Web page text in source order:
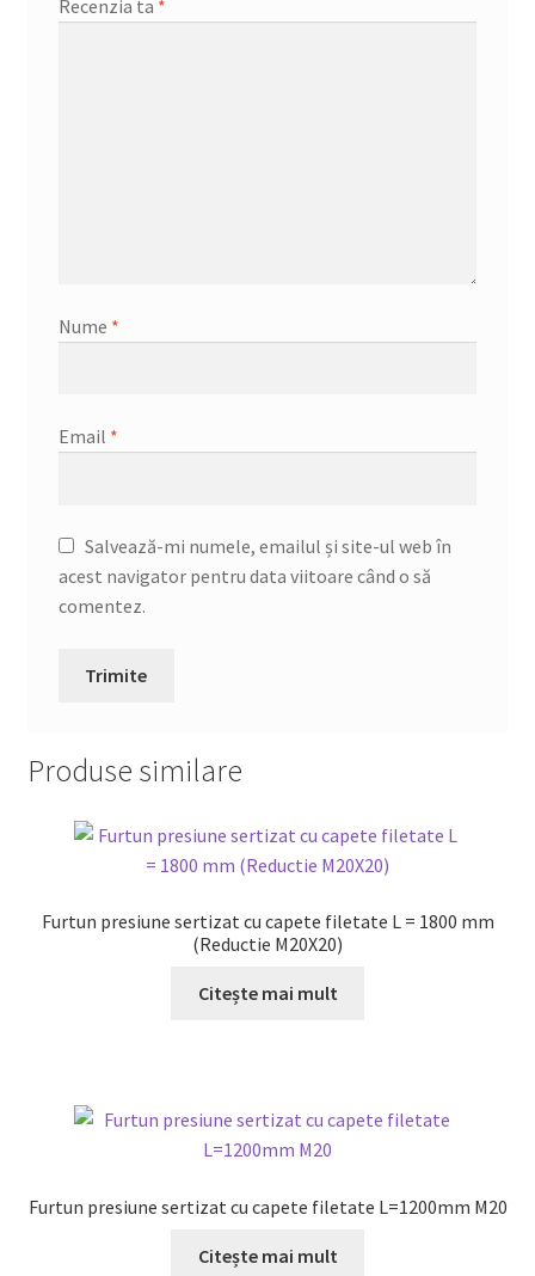
Recenzia ta *
Nume *
Email *
Salvează-mi numele, emailul și site-ul web în
acest navigator pentru data viitoare când o să
comentez.
Produse similare
Furtun presiune sertizat cu capete filetate L = 1800 mm
(Reductie M20X20)
Citește mai mult
Furtun presiune sertizat cu capete filetate L=1200mm M20
Citește mai mult